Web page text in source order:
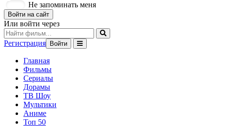
Не запоминать меня
Войти на сайт
Или войти через
Регистрация Войти
Главная
Фильмы
Сериалы
Дорамы
ТВ Шоу
Мультики
Аниме
Топ 50